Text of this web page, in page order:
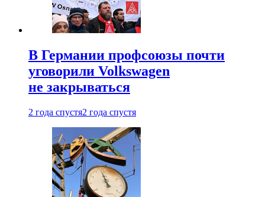
В Германии профсоюзы почти
уговорили Volkswagen
не закрываться
2 года спустя2 года спустя